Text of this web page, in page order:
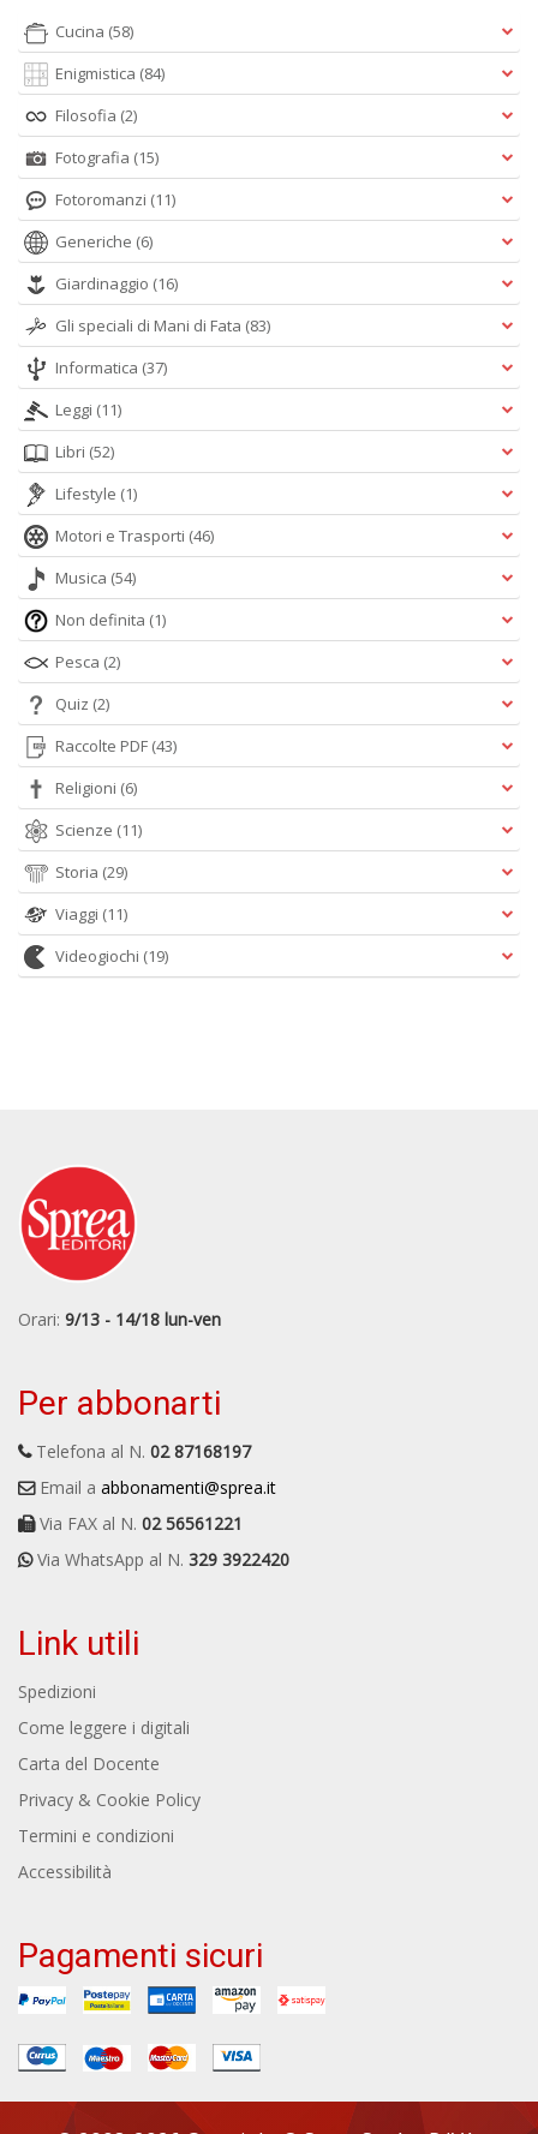
Cucina (58)
Enigmistica (84)
Filosofia (2)
Fotografia (15)
Fotoromanzi (11)
Generiche (6)
Giardinaggio (16)
Gli speciali di Mani di Fata (83)
Informatica (37)
Leggi (11)
Libri (52)
Lifestyle (1)
Motori e Trasporti (46)
Musica (54)
Non definita (1)
Pesca (2)
Quiz (2)
Raccolte PDF (43)
Religioni (6)
Scienze (11)
Storia (29)
Viaggi (11)
Videogiochi (19)
Orari: 9/13 - 14/18 lun-ven
Per abbonarti
Telefona al N. 02 87168197
Email a abbonamenti@sprea.it
Via FAX al N. 02 56561221
Via WhatsApp al N. 329 3922420
Link utili
Spedizioni
Come leggere i digitali
Carta del Docente
Privacy & Cookie Policy
Termini e condizioni
Accessibilità
Pagamenti sicuri